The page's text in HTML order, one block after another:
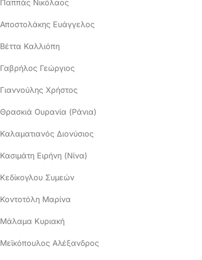
Παππάς Νικόλαος
Αποστολάκης Ευάγγελος
Βέττα Καλλιόπη
Γαβρήλος Γεώργιος
Γιαννούλης Χρήστος
Θρασκιά Ουρανία (Ράνια)
Καλαματιανός Διονύσιος
Κασιμάτη Ειρήνη (Νίνα)
Κεδίκογλου Συμεών
Κοντοτόλη Μαρίνα
Μάλαμα Κυριακή
Μεϊκόπουλος Αλέξανδρος